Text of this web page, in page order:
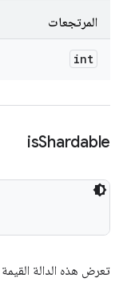
المرتجعات
int
isShardable
تعرض هذه الدالة القيمة